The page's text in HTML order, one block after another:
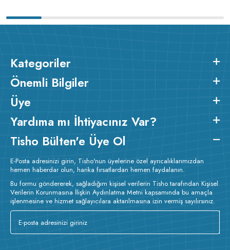
Kategoriler
Önemli Bilgiler
Üye
Yardıma mı İhtiyacınız Var?
Tisho Bülten'e Üye Ol
E-Posta adresinizi girin, Tisho'nun üyelerine özel ayrıcalıklarımızdan
hemen haberdar olun, harika fırsatlardan hemen faydalanın.
Bu formu göndererek, sağladığım kişisel verilerin Tisho tarafından Kişisel
Verilerin Korunmasına İlişkin Aydınlatma Metni kapsamında bu amaçla
işlenmesine ve hizmet sağlayıcılara aktarılmasına izin vermiş sayılırsınız.